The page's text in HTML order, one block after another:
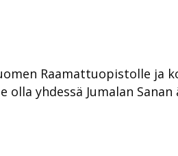
Raamattuopistolle ja
olla yhdessä Jumalan